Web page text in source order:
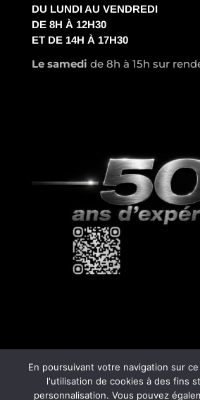
DU LUNDI AU VENDREDI
DE 8H À 12H30
ET DE 14H À 17H30
Le samedi de 8h à 15h sur
En poursuivant votre navigation sur
l'utilisation de cookies à des fins
personnalisation. Vous pouvez